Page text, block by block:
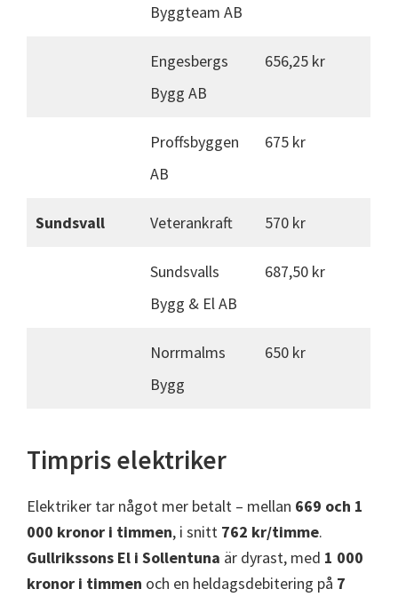
Byggteam AB
Engesbergs
Bygg AB
656,25 kr
Proffsbyggen
AB
675 kr
Sundsvall Veterankraft 570 kr
Sundsvalls
Bygg & El AB
687,50 kr
Norrmalms
Bygg
650 kr
Timpris elektriker
Elektriker tar något mer betalt – mellan 669 och 1
000 kronor i timmen, i snitt 762 kr/timme.
Gullrikssons El i Sollentuna är dyrast, med 1 000
kronor i timmen och en heldagsdebitering på 7